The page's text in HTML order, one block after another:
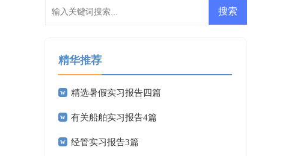
精华推荐
精选暑假实习报告四篇
有关船舶实习报告4篇
经管实习报告3篇